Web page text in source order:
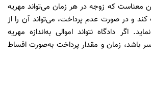
معناست که زوجه در هر زمان می‌تواند مهریه
و در صورت عدم پرداخت، می‌تواند آن را از
اگر دادگاه نتواند اموالی به‌اندازه مهریه
باشد، زمان و مقدار پرداخت به‌صورت اقساط